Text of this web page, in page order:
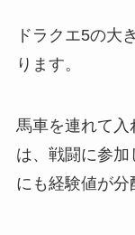
ドラクエ5の大
ります。
馬車を連れて
は、戦闘に参
にも経験値が分